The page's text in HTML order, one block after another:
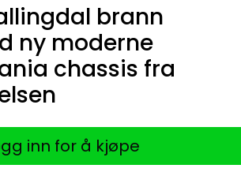
brann
ny moderne
chassis fra
inn for å kjøpe